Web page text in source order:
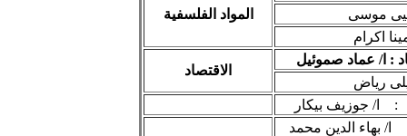
المواد الفلسفية
موسى
اكرام
الاقتصاد
: ا/ عماد صموئيل
رياض
جوزيف بيكار
ا/ بهاء الدين محمد